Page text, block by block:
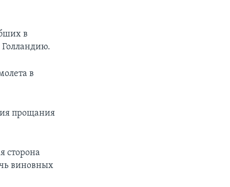
в
Голландию.
в
прощания
сторона
виновных